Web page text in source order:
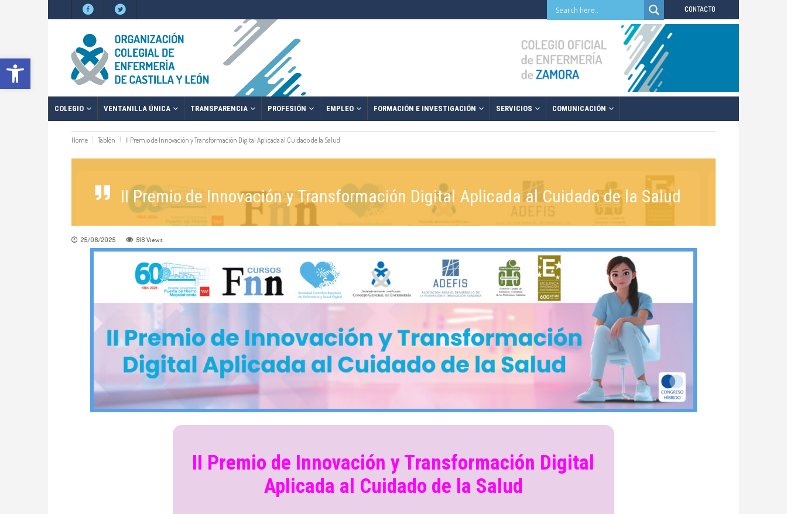
Abrir barra de herramientas
CONTACTO
COLEGIO VENTANILLA ÚNICA TRANSPARENCIA PROFESIÓN EMPLEO FORMACIÓN E INVESTIGACIÓN SERVICIOS COMUNICACIÓN
Home Tablón II Premio de Innovación y Transformación Digital Aplicada al Cuidado de la Salud
II Premio de Innovación y Transformación Digital Aplicada al Cuidado de la Salud
25/08/2025 518 Views
II Premio de Innovación y Transformación Digital
Aplicada al Cuidado de la Salud